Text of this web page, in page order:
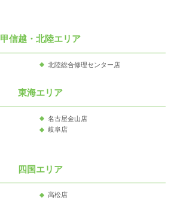
甲信越・北陸エリア
北陸総合修理センター店
東海エリア
名古屋金山店
岐阜店
四国エリア
高松店